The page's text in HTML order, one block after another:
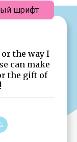
the way I
can make
the gift of
шрифт